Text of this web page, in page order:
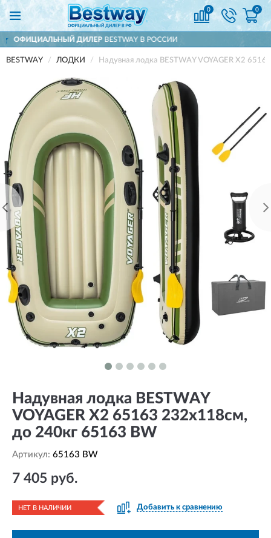
0 0
BESTWAY В РОССИИ
BESTWAY ЛОДКИ Надувная лодка BESTWAY VOYAGER X2
Надувная лодка BESTWAY
VOYAGER X2 65163 232x118см,
до 240кг 65163 BW
Артикул: 65163 BW
7 405 руб.
НЕТ В НАЛИЧИИ Добавить к сравнению